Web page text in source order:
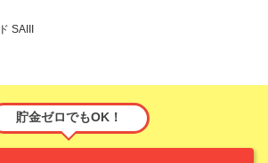
SAIII
貯金ゼロでもOK！